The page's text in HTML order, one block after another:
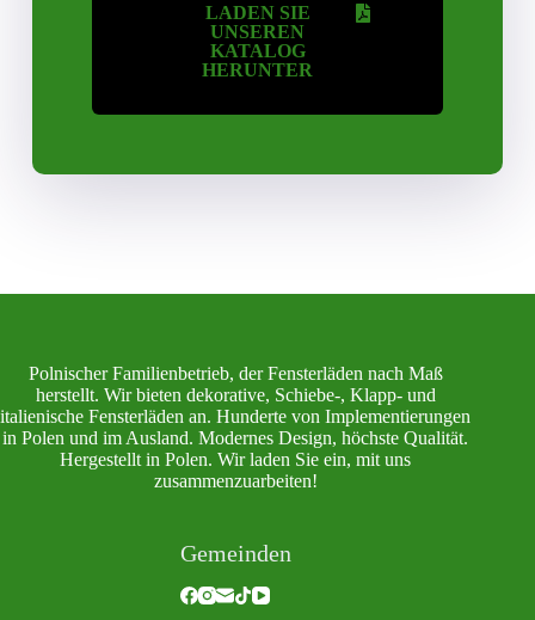
LADEN SIE
UNSEREN
KATALOG
HERUNTER
Polnischer Familienbetrieb, der Fensterläden nach Maß
herstellt. Wir bieten dekorative, Schiebe-, Klapp- und
italienische Fensterläden an. Hunderte von Implementierungen
in Polen und im Ausland. Modernes Design, höchste Qualität.
Hergestellt in Polen. Wir laden Sie ein, mit uns
zusammenzuarbeiten!
Gemeinden